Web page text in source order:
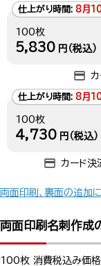
仕上がり時間: 8月
100枚
5,830 円（税込）
カ
仕上がり時間: 8月
100枚
4,730 円（税込）
カード決
両面印刷、裏面の追加
両面印刷名刺作成
100枚 消費税込み価格